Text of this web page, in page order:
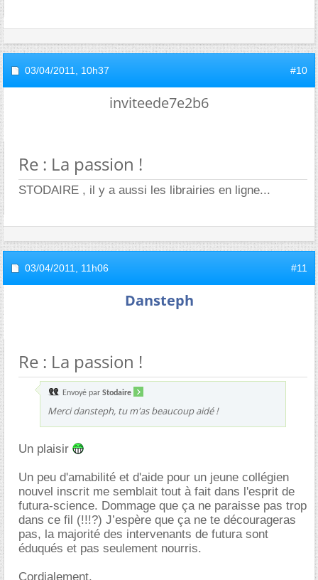
03/04/2011, 10h37 #10
inviteede7e2b6
Re : La passion !
STODAIRE , il y a aussi les librairies en ligne...
03/04/2011, 11h06 #11
Dansteph
Re : La passion !
Envoyé par Stodaire
Merci dansteph, tu m'as beaucoup aidé !
Un plaisir
Un peu d'amabilité et d'aide pour un jeune collégien
nouvel inscrit me semblait tout à fait dans l'esprit de
futura-science. Dommage que ça ne paraisse pas trop
dans ce fil (!!!?) J’espère que ça ne te décourageras
pas, la majorité des intervenants de futura sont
éduqués et pas seulement nourris.
Cordialement,